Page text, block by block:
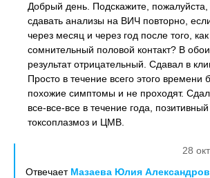
Добрый день. Подскажите, пожалуйста,
сдавать анализы на ВИЧ повторно,
через месяц и через год после того,
сомнительный половой контакт? В
результат отрицательный. Сдавал в
Просто в течение всего этого времени
похожие симптомы и не проходят.
все-все-все в течение года,
токсоплазмоз и ЦМВ.
28
Отвечает Мазаева Юлия